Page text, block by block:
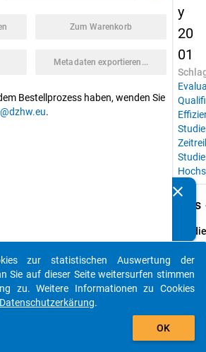
Zum Warenkorb
Metadaten exportieren...
Bestellprozess haben, wenden Sie
.
y
20
01
Details
AG
clear
auto_stories
add_shopping_cart
zur statistischen Auswertung der
Sie auf dieser Seite weitersurfen stimmen
zu. Weitere Informationen zu Cookies
Datenschutzerkärung.
OK